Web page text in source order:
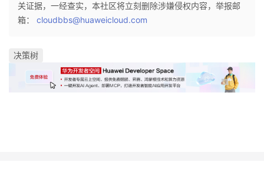
关证据，一经查实，本社区将立刻删除涉嫌侵权内容，举报邮
箱： cloudbbs@huaweicloud.com
决策树